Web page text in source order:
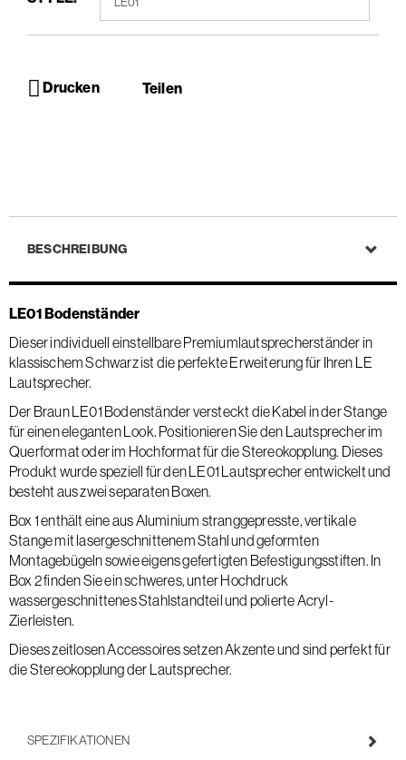
Drucken Teilen
BESCHREIBUNG
LE01 Bodenständer
Dieser individuell einstellbare Premiumlautsprecherständer in
klassischem Schwarz ist die perfekte Erweiterung für Ihren LE
Lautsprecher.
Der Braun LE01 Bodenständer versteckt die Kabel in der Stange
für einen eleganten Look. Positionieren Sie den Lautsprecher im
Querformat oder im Hochformat für die Stereokopplung. Dieses
Produkt wurde speziell für den LE01 Lautsprecher entwickelt und
besteht aus zwei separaten Boxen.
Box 1 enthält eine aus Aluminium stranggepresste, vertikale
Stange mit lasergeschnittenem Stahl und geformten
Montagebügeln sowie eigens gefertigten Befestigungsstiften. In
Box 2 finden Sie ein schweres, unter Hochdruck
wassergeschnittenes Stahlstandteil und polierte Acryl-
Zierleisten.
Dieses zeitlosen Accessoires setzen Akzente und sind perfekt für
die Stereokopplung der Lautsprecher.
SPEZIFIKATIONEN